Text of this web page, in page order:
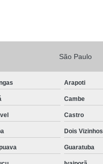
São Paulo
Arapoti
Cambe
Castro
Dois Vizinhos
Guaratuba